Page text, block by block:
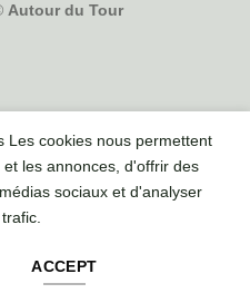
Autour du Tour
Les cookies nous permettent
les annonces, d'offrir des
sociaux et d'analyser
ACCEPT